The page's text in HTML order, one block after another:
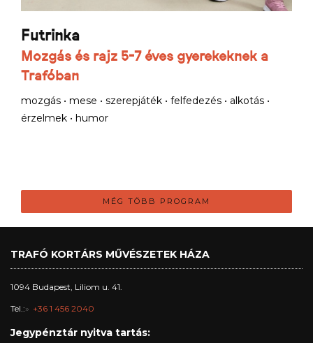
Futrinka
Mozgás és rajz 5-7 éves gyerekeknek a
Trafóban
mozgás • mese • szerepjáték • felfedezés • alkotás •
érzelmek • humor
MÉG TÖBB PROGRAM
TRAFÓ KORTÁRS MŰVÉSZETEK HÁZA
1094 Budapest, Liliom u. 41.
Tel.: +36 1 456 2040
Jegypénztár nyitva tartás: